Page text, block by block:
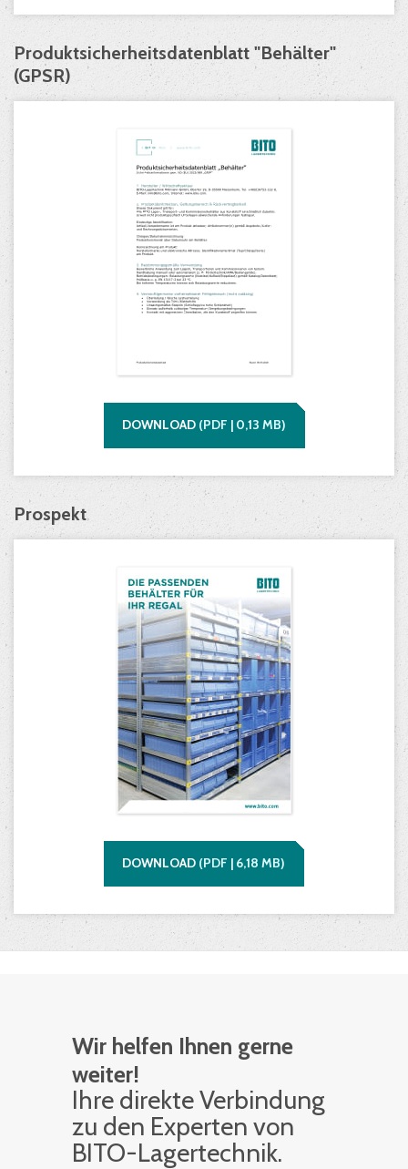
Produktsicherheitsdatenblatt "Behälter"
(GPSR)
DOWNLOAD (PDF | 0,13 MB)
Prospekt
DOWNLOAD (PDF | 6,18 MB)
Wir helfen Ihnen gerne
weiter!
Ihre di­rek­te Ver­bin­dung
zu den Ex­per­ten von
BITO-La­ger­tech­nik.